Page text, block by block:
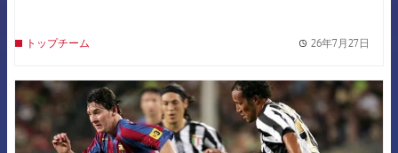
トップチーム 26年7月27日
FCB Barcelona badge